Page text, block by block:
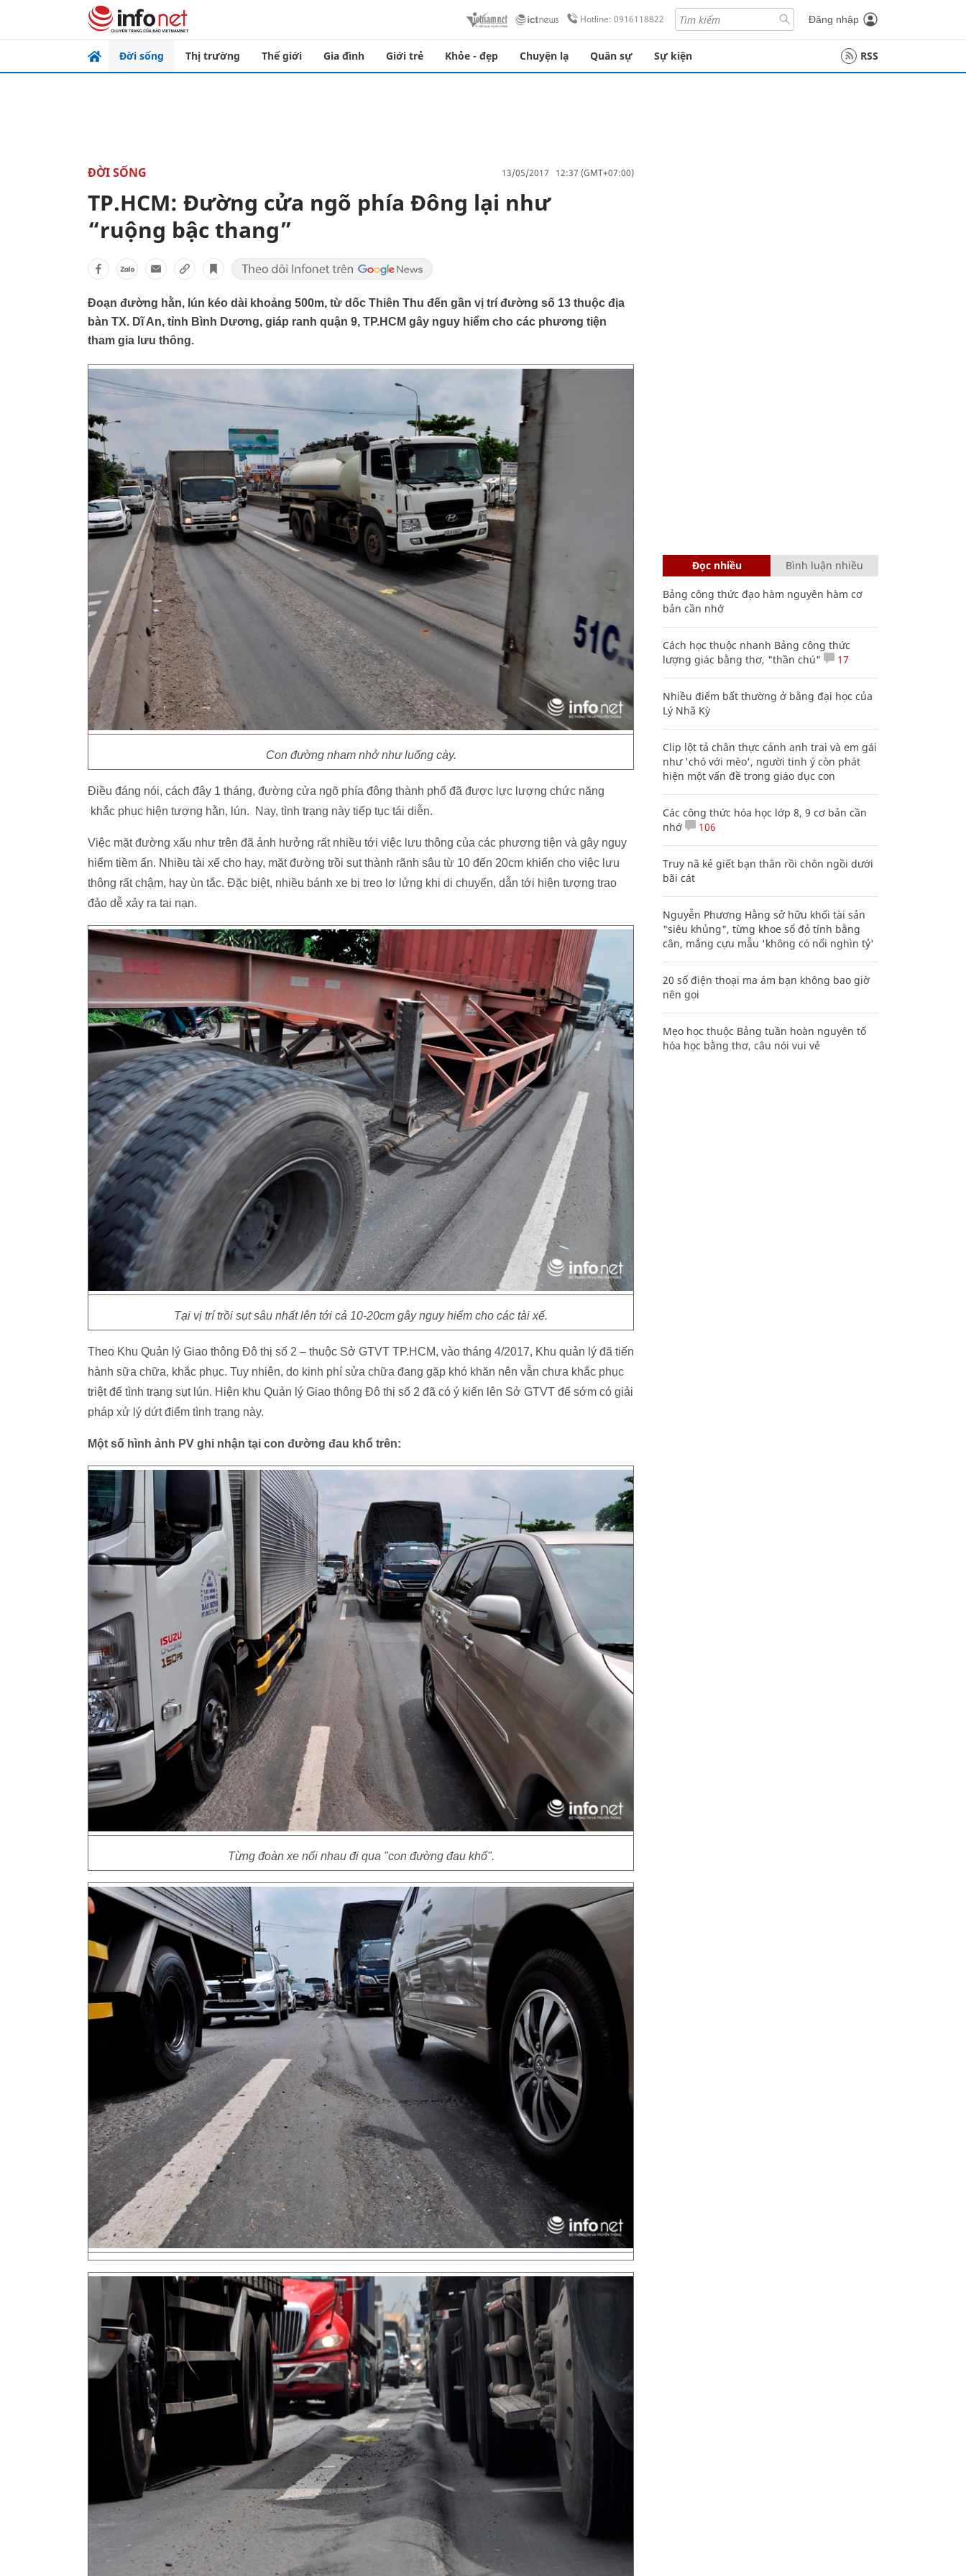
Hotline: 0916118822 Đăng nhập
Đời sống Thị trường Thế giới Gia đình Giới trẻ Khỏe - đẹp Chuyện lạ Quân sự Sự kiện RSS
ĐỜI SỐNG 13/05/2017 12:37 (GMT+07:00)
TP.HCM: Đường cửa ngõ phía Đông lại như
“ruộng bậc thang”
Đoạn đường hằn, lún kéo dài khoảng 500m, từ dốc Thiên Thu đến gần vị trí đường số 13 thuộc địa
bàn TX. Dĩ An, tỉnh Bình Dương, giáp ranh quận 9, TP.HCM gây nguy hiểm cho các phương tiện
tham gia lưu thông.
Con đường nham nhở như luống cày.
Điều đáng nói, cách đây 1 tháng, đường cửa ngõ phía đông thành phố đã được lực lượng chức năng
khắc phục hiện tượng hằn, lún. Nay, tình trạng này tiếp tục tái diễn.
Việc mặt đường xấu như trên đã ảnh hưởng rất nhiều tới việc lưu thông của các phương tiện và gây nguy
hiểm tiềm ẩn. Nhiều tài xế cho hay, mặt đường trồi sụt thành rãnh sâu từ 10 đến 20cm khiến cho việc lưu
thông rất chậm, hay ùn tắc. Đặc biệt, nhiều bánh xe bị treo lơ lửng khi di chuyển, dẫn tới hiện tượng trao
đảo dễ xảy ra tai nạn.
Tại vị trí trồi sụt sâu nhất lên tới cả 10-20cm gây nguy hiểm cho các tài xế.
Theo Khu Quản lý Giao thông Đô thị số 2 – thuộc Sở GTVT TP.HCM, vào tháng 4/2017, Khu quản lý đã tiến
hành sữa chữa, khắc phục. Tuy nhiên, do kinh phí sửa chữa đang gặp khó khăn nên vẫn chưa khắc phục
triệt để tình trạng sụt lún. Hiện khu Quản lý Giao thông Đô thị số 2 đã có ý kiến lên Sở GTVT để sớm có giải
pháp xử lý dứt điểm tình trạng này.
Một số hình ảnh PV ghi nhận tại con đường đau khổ trên:
Từng đoàn xe nối nhau đi qua "con đường đau khổ".
Đọc nhiều Bình luận nhiều
Bảng công thức đạo hàm nguyên hàm cơ
bản cần nhớ
Cách học thuộc nhanh Bảng công thức
lượng giác bằng thơ, "thần chú"
17
Nhiều điểm bất thường ở bằng đại học của
Lý Nhã Kỳ
Clip lột tả chân thực cảnh anh trai và em gái
như 'chó với mèo', người tinh ý còn phát
hiện một vấn đề trong giáo dục con
Các công thức hóa học lớp 8, 9 cơ bản cần
nhớ
106
Truy nã kẻ giết bạn thân rồi chôn ngồi dưới
bãi cát
Nguyễn Phương Hằng sở hữu khối tài sản
"siêu khủng", từng khoe sổ đỏ tính bằng
cân, mắng cựu mẫu 'không có nổi nghìn tỷ'
20 số điện thoại ma ám bạn không bao giờ
nên gọi
Mẹo học thuộc Bảng tuần hoàn nguyên tố
hóa học bằng thơ, câu nói vui vẻ